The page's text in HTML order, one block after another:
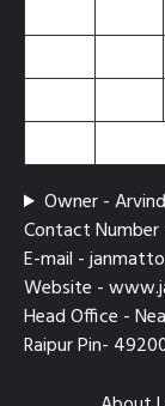
Owner -
Contact
E-mail -
Website -
Head Office -
Raipur Pin-